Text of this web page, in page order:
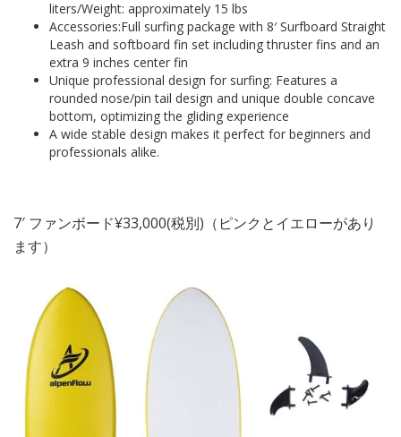
liters/Weight: approximately 15 lbs
Accessories:Full surfing package with 8′ Surfboard Straight
Leash and softboard fin set including thruster fins and an
extra 9 inches center fin
Unique professional design for surfing: Features a
rounded nose/pin tail design and unique double concave
bottom, optimizing the gliding experience
A wide stable design makes it perfect for beginners and
professionals alike.
7′ ファンボード¥33,000(税別)（ピンクとイエローがあり
ます）